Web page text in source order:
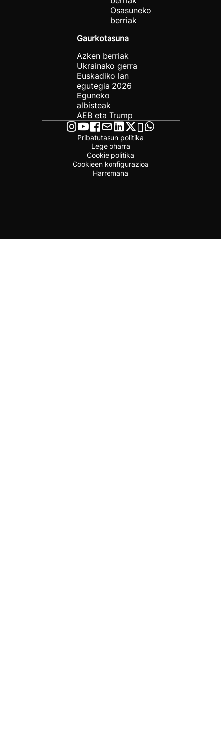
Osasuneko
berriak
Gaurkotasuna
Azken berriak
Ukrainako gerra
Euskadiko lan
egutegia 2026
Eguneko
albisteak
AEB eta Trump
Pribatutasun politika
Lege oharra
Cookie politika
Cookieen konfigurazioa
Harremana